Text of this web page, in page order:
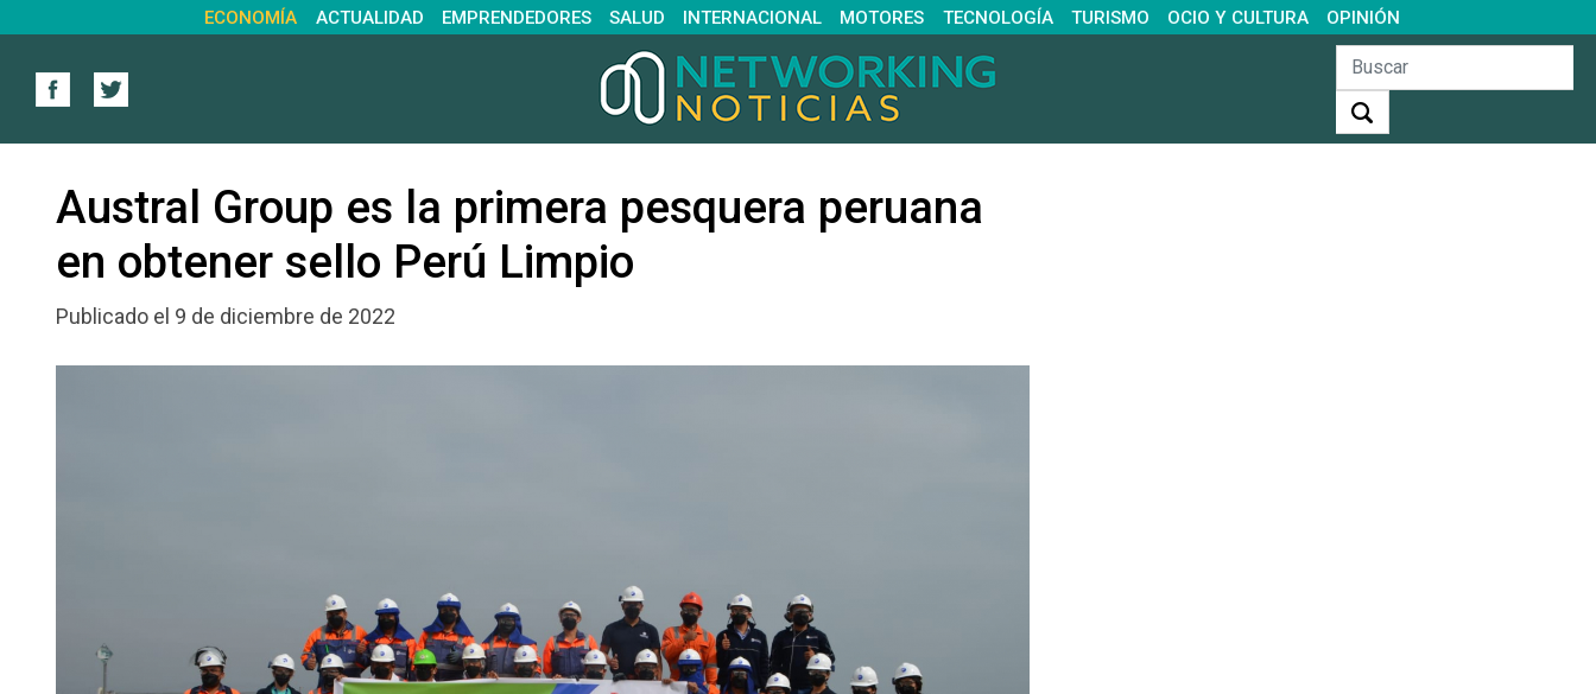
ECONOMÍA ACTUALIDAD EMPRENDEDORES SALUD INTERNACIONAL MOTORES TECNOLOGÍA TURISMO OCIO Y CULTURA OPINIÓN
Austral Group es la primera pesquera peruana
en obtener sello Perú Limpio
Publicado el 9 de diciembre de 2022